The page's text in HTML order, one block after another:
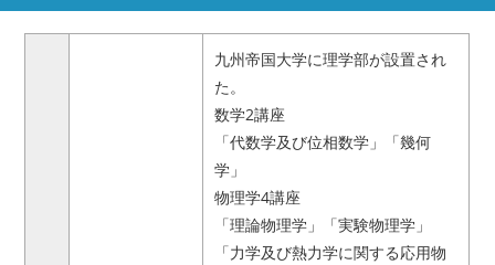
九州帝国大学に理学部が設置され
た。
数学2講座
「代数学及び位相数学」「幾何
学」
物理学4講座
「理論物理学」「実験物理学」
「力学及び熱力学に関する応用物